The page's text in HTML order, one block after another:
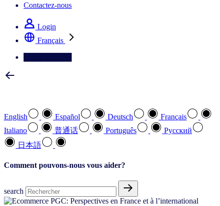
Contactez-nous
Login
Français
English Español Deutsch
Français
Italiano
普通话 Português
Pусский
日本語
Comment pouvons-nous vous aider?
search